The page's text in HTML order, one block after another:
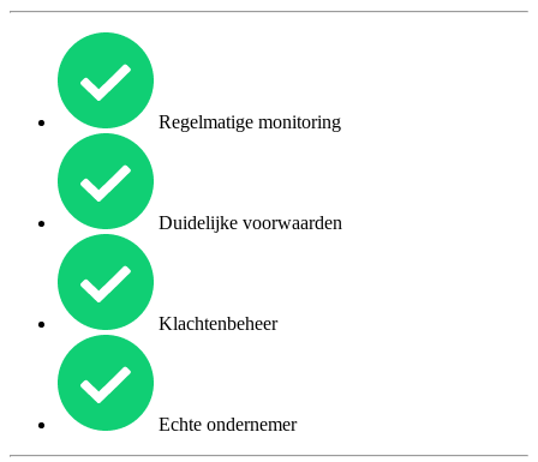
Regelmatige monitoring
Duidelijke voorwaarden
Klachtenbeheer
Echte ondernemer